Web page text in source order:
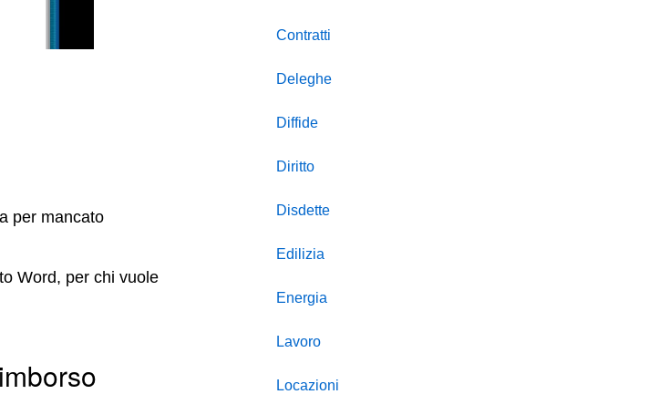
per mancato
Word, per chi vuole
Contratti
Deleghe
Diffide
Diritto
Disdette
Edilizia
Energia
Lavoro
Locazioni